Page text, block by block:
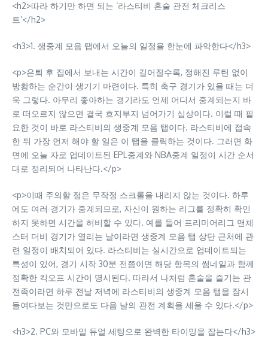
<h2>따라 하기만 하면 되는 ‘라스티비 혼술 관전 체크리스
트’</h2>
<h3>1. 생중계 모음 탭에서 오늘의 일정을 한눈에 파악한다</h3>
<p>은퇴 후 집에서 보내는 시간이 길어질수록, 정해진 루틴 없이
방황하는 순간이 생기기 마련이다. 특히 축구 경기가 있을 때는 더
욱 그렇다. 아무리 좋아하는 경기라도 언제 어디서 중계되는지 바
로 떠오르지 않으면 결국 흐지부지 넘어가기 십상이다. 이럴 때 필
요한 것이 바로 라스티비의 생중계 모음 탭이다. 라스티비에 접속
한 뒤 가장 먼저 해야 할 일은 이 탭을 클릭하는 것이다. 그러면 화
면에 오늘 자로 업데이트된 EPL중계와 NBA중계 일정이 시간 순서
대로 정리되어 나타난다.</p>
<p>이때 주의할 점은 무작정 스크롤을 내리지 않는 것이다. 하루
에도 여러 경기가 중계되므로, 자신이 원하는 리그를 정확히 확인
하지 못하면 시간을 허비할 수 있다. 예를 들어 프리미어리그 맨체
스터 더비 경기가 열리는 날이라면 생중계 모음 탭 상단 근처에 관
련 일정이 배치되어 있다. 라스티비는 실시간으로 업데이트되는
특성이 있어, 경기 시작 30분 전쯤이면 해당 항목의 썸네일과 함께
정확한 킥오프 시간이 명시된다. 따라서 나처럼 혼술을 즐기는 관
전족이라면 하루 전날 저녁에 라스티비의 생중계 모음 탭을 잠시
들여다보는 것만으로도 다음 날의 관전 계획을 세울 수 있다.</p>
<h3>2. PC와 모바일 듀얼 세팅으로 완벽한 타이밍을 잡는다</h3>